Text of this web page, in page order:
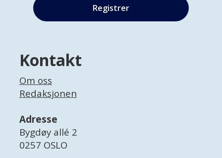
Kontakt
Om oss
Redaksjonen
Adresse
Bygdøy allé 2
0257 OSLO